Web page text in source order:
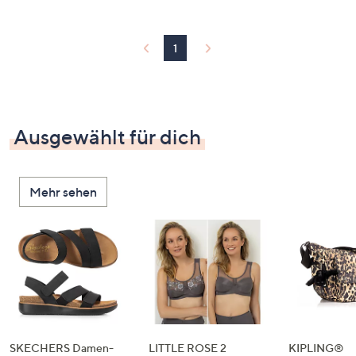
1
Ausgewählt für dich
Mehr sehen
SKECHERS Damen-
LITTLE ROSE 2
KIPLING®